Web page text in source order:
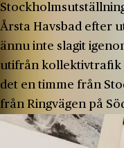
Årsta Havsbad efter
ännu inte slagit
utifrån kollektivtrafik
det en timme från
från Ringvägen på